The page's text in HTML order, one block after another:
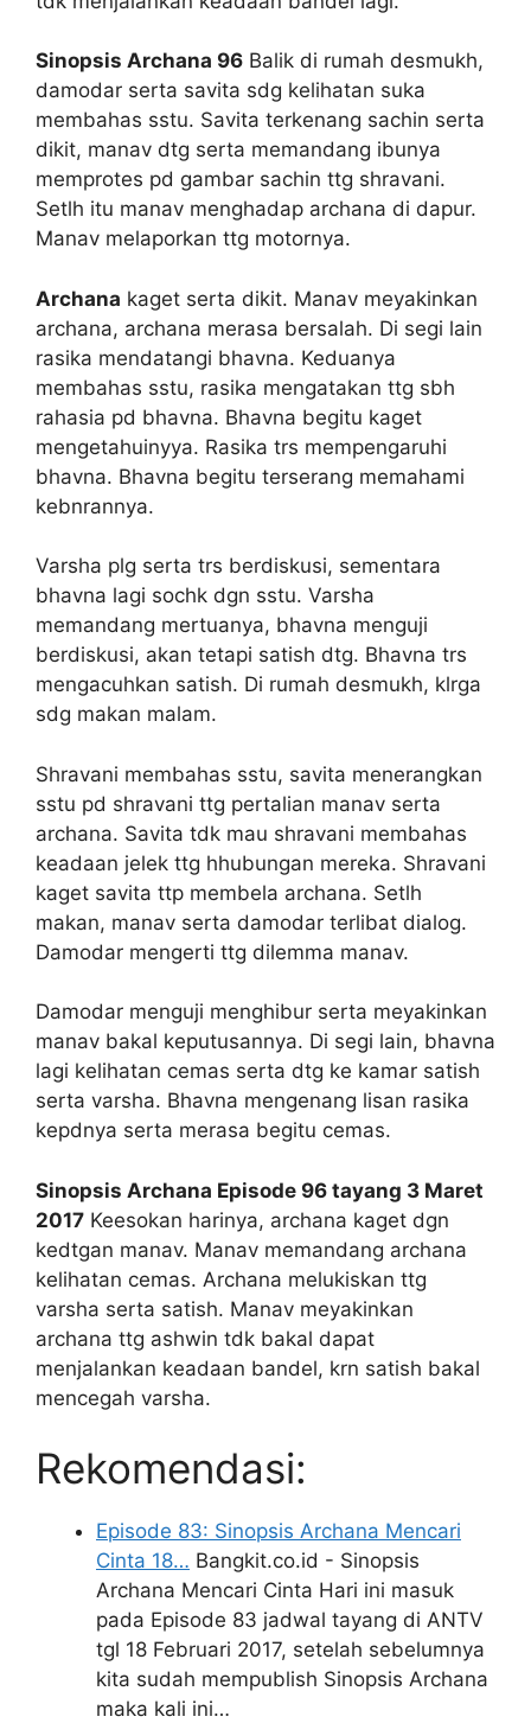
Sinopsis Archana 96 Balik di rumah desmukh,
damodar serta savita sdg kelihatan suka
membahas sstu. Savita terkenang sachin serta
dikit, manav dtg serta memandang ibunya
memprotes pd gambar sachin ttg shravani.
Setlh itu manav menghadap archana di dapur.
Manav melaporkan ttg motornya.
Archana kaget serta dikit. Manav meyakinkan
archana, archana merasa bersalah. Di segi lain
rasika mendatangi bhavna. Keduanya
membahas sstu, rasika mengatakan ttg sbh
rahasia pd bhavna. Bhavna begitu kaget
mengetahuinyya. Rasika trs mempengaruhi
bhavna. Bhavna begitu terserang memahami
kebnrannya.
Varsha plg serta trs berdiskusi, sementara
bhavna lagi sochk dgn sstu. Varsha
memandang mertuanya, bhavna menguji
berdiskusi, akan tetapi satish dtg. Bhavna trs
mengacuhkan satish. Di rumah desmukh, klrga
sdg makan malam.
Shravani membahas sstu, savita menerangkan
sstu pd shravani ttg pertalian manav serta
archana. Savita tdk mau shravani membahas
keadaan jelek ttg hhubungan mereka. Shravani
kaget savita ttp membela archana. Setlh
makan, manav serta damodar terlibat dialog.
Damodar mengerti ttg dilemma manav.
Damodar menguji menghibur serta meyakinkan
manav bakal keputusannya. Di segi lain, bhavna
lagi kelihatan cemas serta dtg ke kamar satish
serta varsha. Bhavna mengenang lisan rasika
kepdnya serta merasa begitu cemas.
Sinopsis Archana Episode 96 tayang 3 Maret
2017 Keesokan harinya, archana kaget dgn
kedtgan manav. Manav memandang archana
kelihatan cemas. Archana melukiskan ttg
varsha serta satish. Manav meyakinkan
archana ttg ashwin tdk bakal dapat
menjalankan keadaan bandel, krn satish bakal
mencegah varsha.
Rekomendasi:
Episode 83: Sinopsis Archana Mencari
Cinta 18… Bangkit.co.id - Sinopsis
Archana Mencari Cinta Hari ini masuk
pada Episode 83 jadwal tayang di ANTV
tgl 18 Februari 2017, setelah sebelumnya
kita sudah mempublish Sinopsis Archana
maka kali ini…